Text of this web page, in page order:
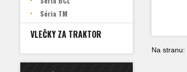
Séria TM
VLEČKY ZA TRAKTOR
Na stranu: